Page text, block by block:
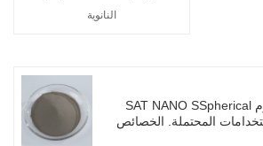
النانوية
يحتوي مسحوق النيوبيوم SAT NANO SSpherical
المحتملة. الخصائص